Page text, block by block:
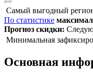
цену
Самый выгодный
По статистике
Прогноз скидки:
Минимальная
Основная